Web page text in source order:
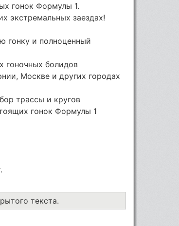
гонок Формулы 1.
экстремальных заездах!
гонку и полноценный
гоночных болидов
Москве и других городах
трассы и кругов
гонок Формулы 1
текста.